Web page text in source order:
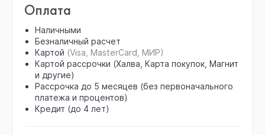
Оплата
Наличными
Безналичный расчет
Картой (Visa, MasterCard, МИР)
Картой рассрочки (Халва, Карта покупок, Магнит
и другие)
Рассрочка до 5 месяцев (без первоначального
платежа и процентов)
Кредит (до 4 лет)